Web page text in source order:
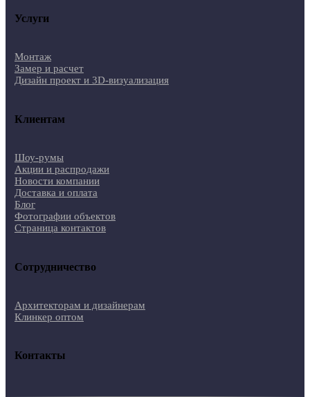
Услуги
Монтаж
Замер и расчет
Дизайн проект и 3D-визуализация
Клиентам
Шоу-румы
Акции и распродажи
Новости компании
Доставка и оплата
Блог
Фотографии объектов
Страница контактов
Сотрудничество
Архитекторам и дизайнерам
Клинкер оптом
Контакты